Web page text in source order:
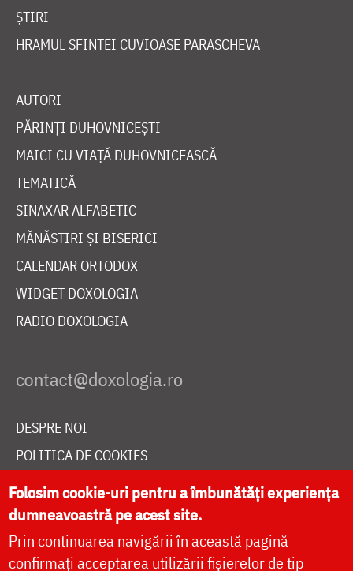
ȘTIRI
HRAMUL SFINTEI CUVIOASE PARASCHEVA
AUTORI
PĂRINȚI DUHOVNICEȘTI
MAICI CU VIAȚĂ DUHOVNICEASCĂ
TEMATICĂ
SINAXAR ALFABETIC
MĂNĂSTIRI ȘI BISERICI
CALENDAR ORTODOX
WIDGET DOXOLOGIA
RADIO DOXOLOGIA
DESPRE NOI
POLITICA DE COOKIES
DONEAZĂ ONLINE PENTRU CATEDRALA NAȚIONALĂ
LIVE
Folosim cookie-uri pentru a îmbunătăți experiența
dumneavoastră pe acest site.
Prin continuarea navigării în această pagină
confirmați acceptarea utilizării fișierelor de tip